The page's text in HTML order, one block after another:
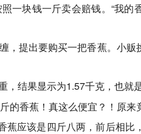
一块钱一斤卖会赔钱。“我
，提出要购买一把香蕉。小
结果显示为1.57千克，也就
蕉应该是四斤八两，前后相